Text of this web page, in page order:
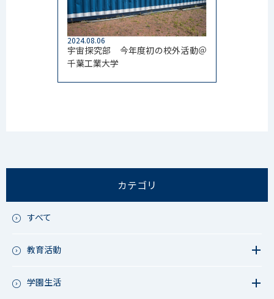
2024.08.06
宇宙探究部 今年度初の校外活動＠
千葉工業大学
カテゴリ
すべて
教育活動
教育活動（高校）
学園生活